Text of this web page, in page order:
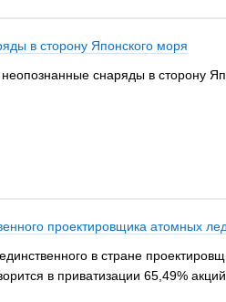
в сторону Японского моря
снаряды в сторону
проектировщика атомных
в стране
в приватизации 65,49%